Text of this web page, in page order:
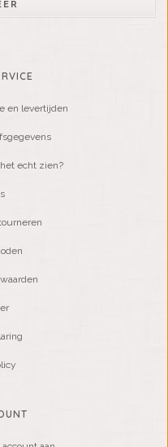
en levertijden
echt zien?